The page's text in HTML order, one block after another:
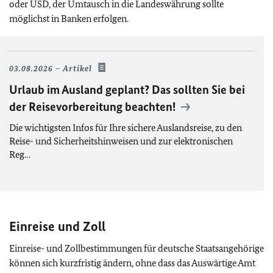
oder USD, der Umtausch in die Landeswährung sollte
möglichst in Banken erfolgen.
03.08.2026 Artikel
Urlaub im Ausland geplant? Das sollten Sie bei
der Reisevorbereitung beachten!
Die wichtigsten Infos für Ihre sichere Auslandsreise, zu den
Reise- und Sicherheitshinweisen und zur elektronischen
Reg…
Einreise und Zoll
Einreise- und Zollbestimmungen für deutsche Staatsangehörige
können sich kurzfristig ändern, ohne dass das Auswärtige Amt